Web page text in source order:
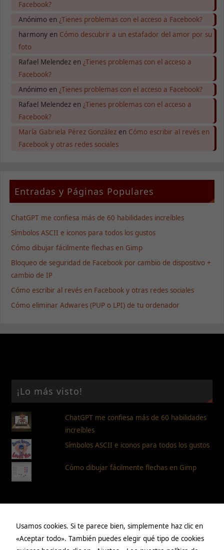
Facebook?
Anónimoen ¿Tienes problemas con el acceso a Facebook?
harmonyen Cómo descubrir a un estafador del amor por su
foto
Rafael Melendezen ¿Tienes problemas con el acceso a
Facebook?
Anónimoen ¿Tienes problemas con el acceso a Facebook?
Rafael Melendezen ¿Tienes problemas con el acceso a
Facebook?
María Gabriela Pérez Gonzálezen Cómo escribir al revés en
Facebook y otras redes sociales
Entradas y Páginas Populares
ChatGPT me confiesa más de 60 habilidades increíbles
Símbolos ASCII e iconos para todos los gustos
Cómo dibujar fácilmente flechas en Gimp
Bloqueo de seguridad de Facebook por cambio de dispositivo +
cambio de IP
Cómo escribir al revés en Facebook y otras redes sociales
Cómo eliminar Adwares (PUP o LPI) de tu ordenador
¡Lo más visto!
ChatGPT me confiesa más de 60 habilidades
increíbles
Símbolos ASCII e iconos para todos los gustos
Cómo dibujar fácilmente flechas en Gimp
Páginas
Usamos cookies. Si te parece bien, simplemente haz clic en
«Aceptar todo». También puedes elegir qué tipo de cookies